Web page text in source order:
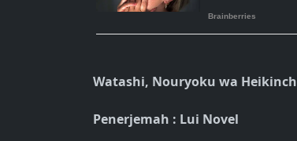
Watashi, Nouryoku wa
Penerjemah : Lui Novel